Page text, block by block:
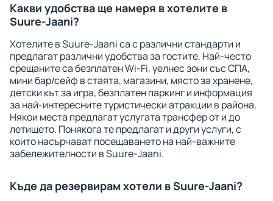
Какви удобства ще намеря в хотелите в
Suure-Jaani?
Хотелите в Suure-Jaani са с различни стандарти и
предлагат различни удобства за гостите. Най-често
срещаните са безплатен Wi-Fi, уелнес зони със СПА,
мини бар/сейф в стаята, магазини, място за хранене,
детски кът за игра, безплатен паркинг и информация
за най-интересните туристически атракции в района.
Някои места предлагат услугата трансфер от и до
летището. Понякога те предлагат и други услуги, с
които насърчават посещаването на най-важните
забележителности в Suure-Jaani.
Къде да резервирам хотели в Suure-Jaani?